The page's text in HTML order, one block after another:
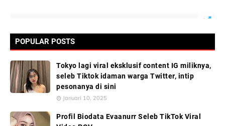
POPULAR POSTS
Tokyo lagi viral eksklusif content IG miliknya,
seleb Tiktok idaman warga Twitter, intip
pesonanya di sini
Januari 10, 2025
Profil Biodata Evaanurr Seleb TikTok Viral